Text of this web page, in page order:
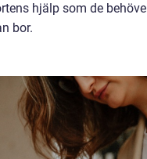
hjälp som de
bor.